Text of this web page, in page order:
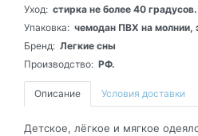
Уход: стирка не более 40 градусов.
Упаковка: чемодан ПВХ на молнии,
Бренд: Легкие сны
Производство: РФ.
Описание Условия доставки
Детское, лёгкое и мягкое